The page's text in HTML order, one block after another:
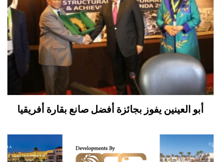
أبو العينين يفوز بجائزة أفضل صانع بقارة أفريقيا